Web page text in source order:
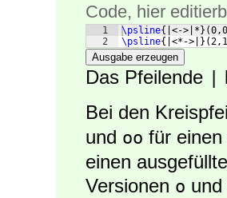
Code, hier
1
2
\psline{ |<->|* } (0,0
\psline{ |<*->| } (2,1
Ausgabe erzeugen
Das Pfeilende
Bei den
und oo für
einen
Versionen o und